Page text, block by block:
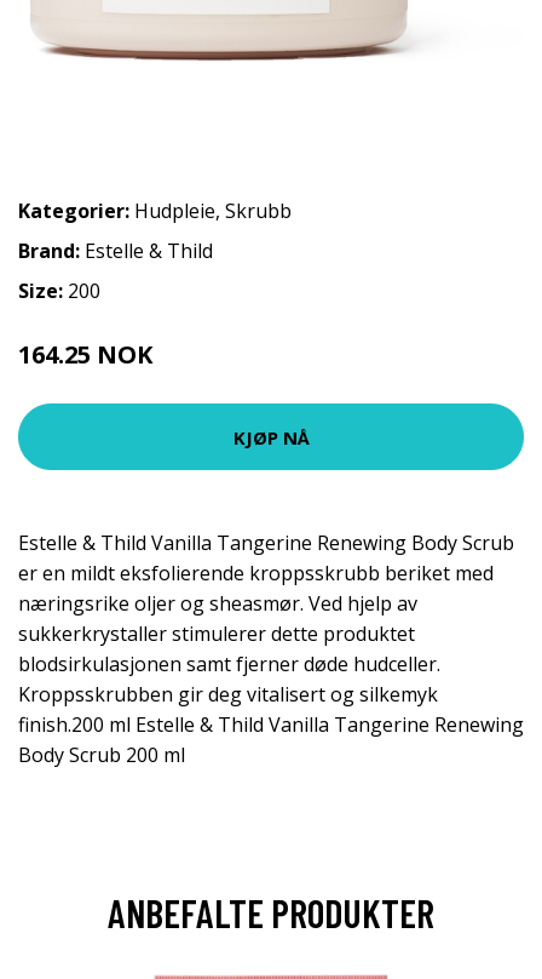
Kategorier: Hudpleie, Skrubb
Brand: Estelle & Thild
Size: 200
164.25 NOK
KJØP NÅ
Estelle & Thild Vanilla Tangerine Renewing Body Scrub
er en mildt eksfolierende kroppsskrubb beriket med
næringsrike oljer og sheasmør. Ved hjelp av
sukkerkrystaller stimulerer dette produktet
blodsirkulasjonen samt fjerner døde hudceller.
Kroppsskrubben gir deg vitalisert og silkemyk
finish.200 ml Estelle & Thild Vanilla Tangerine Renewing
Body Scrub 200 ml
ANBEFALTE PRODUKTER